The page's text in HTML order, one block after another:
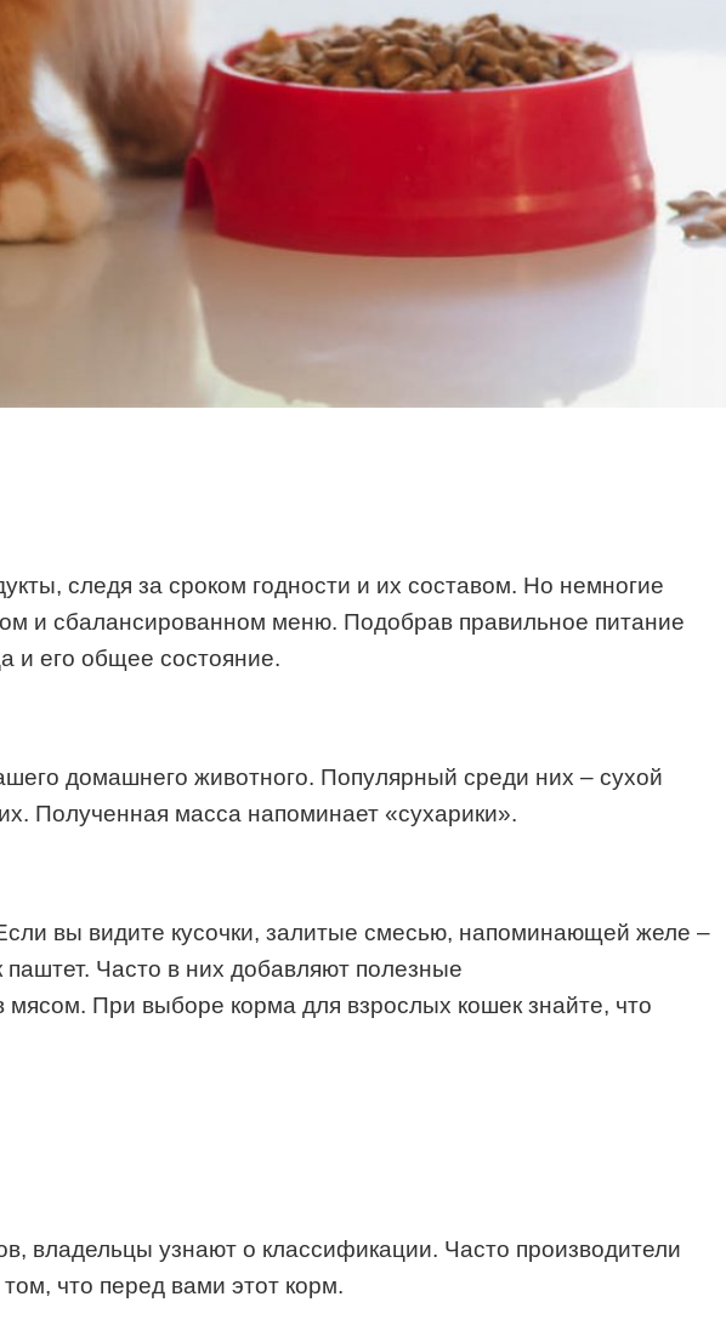
следя за сроком годности и их составом. Но немногие
и сбалансированном меню. Подобрав правильное питание
и его общее состояние.
домашнего животного. Популярный среди них – сухой
Полученная масса напоминает «сухарики».
вы видите кусочки, залитые смесью, напоминающей желе –
Часто в них добавляют полезные
При выборе корма для взрослых кошек знайте, что
владельцы узнают о классификации. Часто производители
что перед вами этот корм.